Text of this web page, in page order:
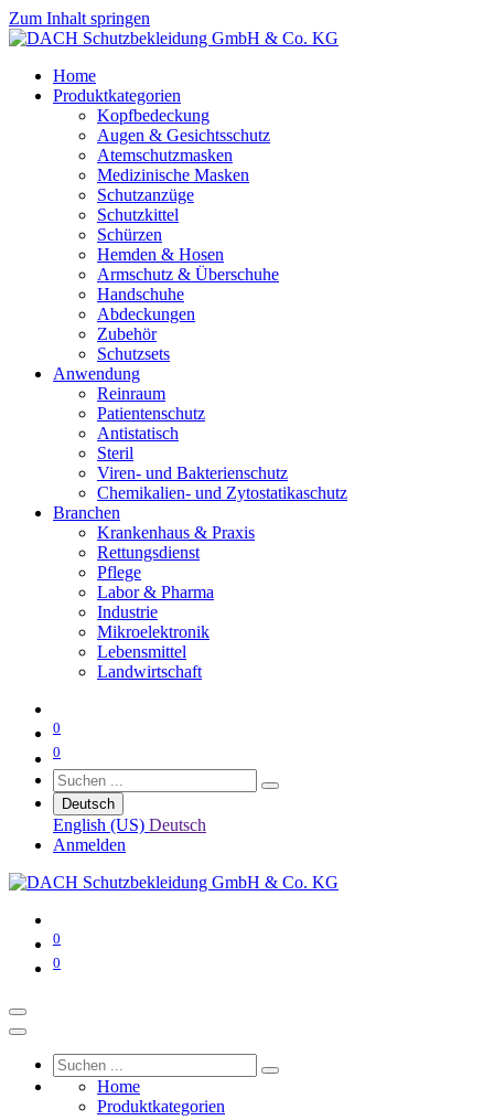
Zum Inhalt springen
Home
Produktkategorien
Kopfbedeckung
Augen & Gesichtsschutz
Atemschutzmasken
Medizinische Masken
Schutzanzüge
Schutzkittel
Schürzen
Hemden & Hosen
Armschutz & Überschuhe
Handschuhe
Abdeckungen
Zubehör
Schutzsets
Anwendung
Reinraum
Patientenschutz
Antistatisch
Steril
Viren- und Bakterienschutz
Chemikalien- und Zytostatikaschutz
Branchen
Krankenhaus & Praxis
Rettungsdienst
Pflege
Labor & Pharma
Industrie
Mikroelektronik
Lebensmittel
Landwirtschaft
0
0
Deutsch
English (US) Deutsch
Anmelden
0
0
Home
Produktkategorien